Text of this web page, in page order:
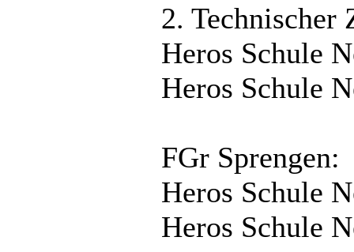
2. Technischer
Heros Schule
Heros Schule
FGr Sprengen:
Heros Schule
Heros Schule